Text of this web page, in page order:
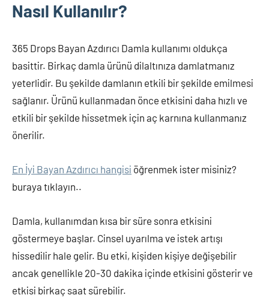
Nasıl Kullanılır?
365 Drops Bayan Azdırıcı Damla kullanımı oldukça
basittir. Birkaç damla ürünü dilaltınıza damlatmanız
yeterlidir. Bu şekilde damlanın etkili bir şekilde emilmesi
sağlanır. Ürünü kullanmadan önce etkisini daha hızlı ve
etkili bir şekilde hissetmek için aç karnına kullanmanız
önerilir.
En İyi Bayan Azdırıcı hangisi öğrenmek ister misiniz?
buraya tıklayın..
Damla, kullanımdan kısa bir süre sonra etkisini
göstermeye başlar. Cinsel uyarılma ve istek artışı
hissedilir hale gelir. Bu etki, kişiden kişiye değişebilir
ancak genellikle 20-30 dakika içinde etkisini gösterir ve
etkisi birkaç saat sürebilir.